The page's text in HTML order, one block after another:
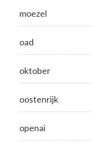
moezel
oad
oktober
oostenrijk
openai